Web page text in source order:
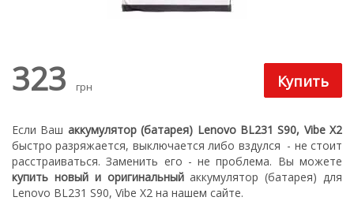
323 грн
Если Ваш аккумулятор (батарея) Lenovo BL231 S90, Vibe X2
быстро разряжается, выключается либо вздулся - не стоит
расстраиваться. Заменить его - не проблема. Вы можете
купить новый и оригинальный аккумулятор (батарея) для
Lenovo BL231 S90, Vibe X2 на нашем сайте.